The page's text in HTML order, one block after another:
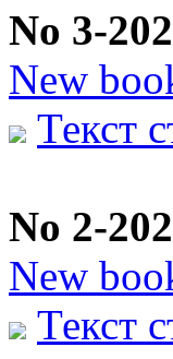
No 3-
New
Текст
No 2-
New
Текст